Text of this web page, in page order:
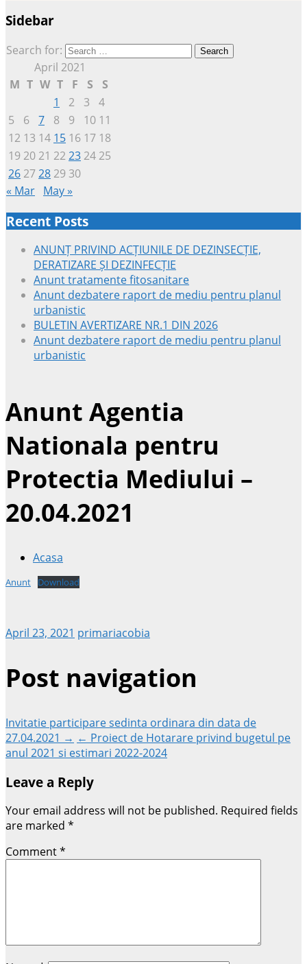
Sidebar
Search for:
April 2021
M T W T F S
S
1
2 3
4
5
6 7 8 9 10 11
12 13 14 15 16 17 18
19 20 21 2223 24 25
26 2728 29 30
« Mar May »
Recent Posts
ANUNȚ PRIVIND ACȚIUNILE DE DEZINSECȚIE,
DERATIZARE ȘI DEZINFECȚIE
Anunt tratamente fitosanitare
Anunt dezbatere raport de mediu pentru planul
urbanistic
BULETIN AVERTIZARE NR.1 DIN 2026
Anunt dezbatere raport de mediu pentru planul
urbanistic
Anunt Agentia
Nationala pentru
Protectia Mediului –
20.04.2021
Acasa
Anunt Download
April 23, 2021 primariacobia
Post navigation
Invitatie participare sedinta ordinara din data de
27.04.2021 → ← Proiect de Hotarare privind bugetul pe
anul 2021 si estimari 2022-2024
Leave a Reply
Your email address will not be published. Required fields
are marked *
Comment*